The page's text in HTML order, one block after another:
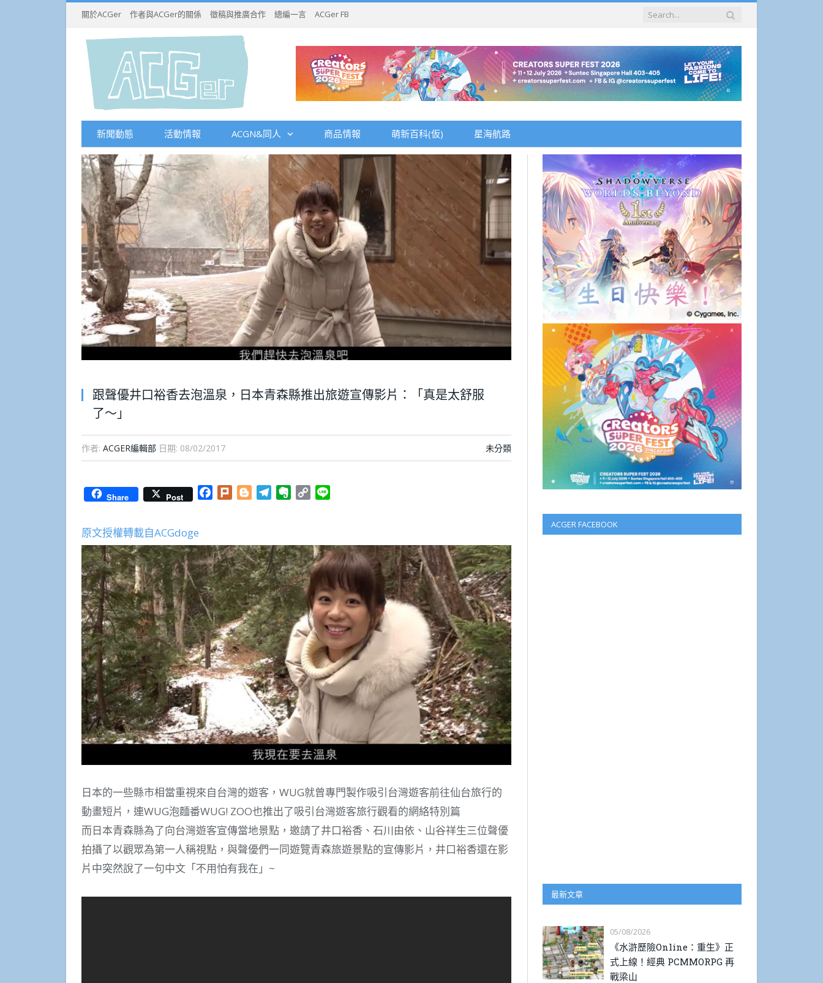
關於ACGer 作者與ACGer的關係 徵稿與推廣合作 總編一言 ACGer FB
新聞動態 活動情報 ACGN&同人 商品情報 萌新百科(仮) 星海航路
跟聲優井口裕香去泡溫泉，日本青森縣推出旅遊宣傳影片：「真是太舒服
了～」
作者: ACGER編輯部 日期: 08/02/2017 未分類
Share Post Facebook
Plurk BloggerTelegramEvernote
Copy
原文授權轉載自ACGdoge
日本的一些縣市相當重視來自台灣的遊客，WUG就曾專門製作吸引台灣遊客前往仙台旅行的
動畫短片，連WUG泡麵番WUG! ZOO也推出了吸引台灣遊客旅行觀看的網絡特別篇
而日本青森縣為了向台灣遊客宣傳當地景點，邀請了井口裕香、石川由依、山谷祥生三位聲優
拍攝了以觀眾為第一人稱視點，與聲優們一同遊覽青森旅遊景點的宣傳影片，井口裕香還在影
片中突然說了一句中文「不用怕有我在」~
ACGER FACEBOOK
最新文章
05/08/2026
《水滸歷險Online：重生》正
式上線！經典 PCMMORPG 再
戰梁山